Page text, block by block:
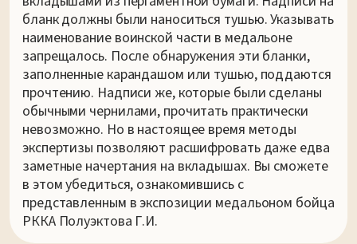
бланк должны были наноситься тушью. Указывать
наименование воинской части в медальоне
запрещалось. После обнаружения эти бланки,
заполненные карандашом или тушью, поддаются
прочтению. Надписи же, которые были сделаны
обычными чернилами, прочитать практически
невозможно. Но в настоящее время методы
экспертизы позволяют расшифровать даже едва
заметные начертания на вкладышах. Вы сможете
в этом убедиться, ознакомившись с
представленным в экспозиции медальоном бойца
РККА Полуэктова Г.И.